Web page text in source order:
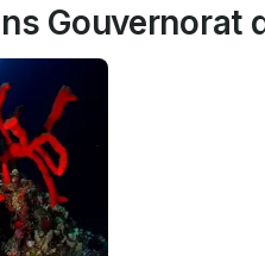
Gouvernorat